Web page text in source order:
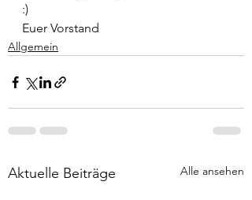
:)
Euer Vorstand
Allgemein
Aktuelle Beiträge Alle ansehen